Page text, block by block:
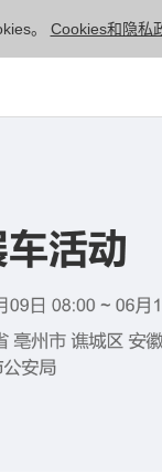
。 Cookies和隐私